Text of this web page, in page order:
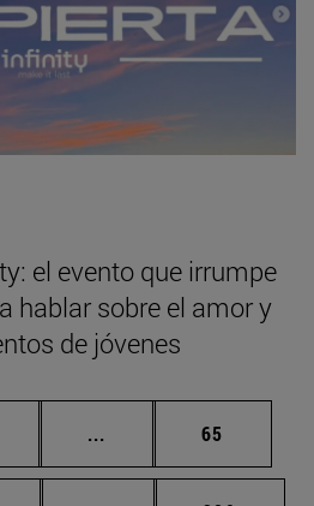
el evento que irrumpe
hablar sobre el amor y
de jóvenes
... Páginas intermedias
Página
65